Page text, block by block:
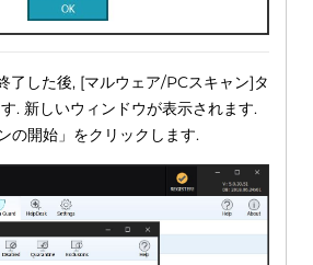
了した後, [マルウェア/PCスキャン]タ
. 新しいウィンドウが表示されます.
の開始」をクリックします.